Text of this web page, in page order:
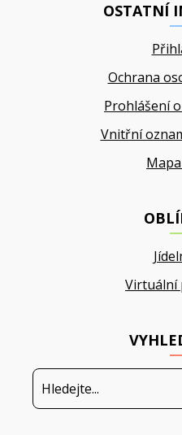
OSTATNÍ
Ochrana
Prohlášení
Vnitřní
Virtuální